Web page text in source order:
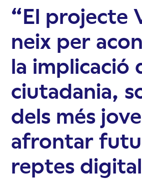
“El projecte
neix per
la implicació
ciutadania,
dels més
afrontar
reptes